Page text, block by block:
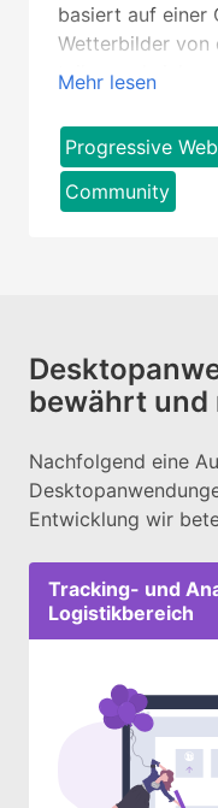
basiert auf einer
Wetterbilder von
teilen und sich
Mehr lesen
Progressive
Community
bewährt und
Nachfolgend eine
Entwicklung wir
Tracking- und
Logistikbereich